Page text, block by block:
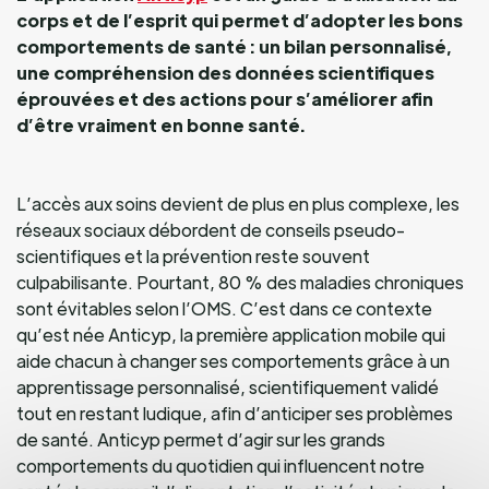
corps et de l’esprit qui permet d’adopter les bons
comportements de santé : un bilan personnalisé,
une compréhension des données scientifiques
éprouvées et des actions pour s’améliorer afin
d’être vraiment en bonne santé.
L’accès aux soins devient de plus en plus complexe, les
réseaux sociaux débordent de conseils pseudo-
scientifiques et la prévention reste souvent
culpabilisante. Pourtant, 80 % des maladies chroniques
sont évitables selon l’OMS. C’est dans ce contexte
qu’est née Anticyp, la première application mobile qui
aide chacun à changer ses comportements grâce à un
apprentissage personnalisé, scientifiquement validé
tout en restant ludique, afin d’anticiper ses problèmes
de santé. Anticyp permet d’agir sur les grands
comportements du quotidien qui influencent notre